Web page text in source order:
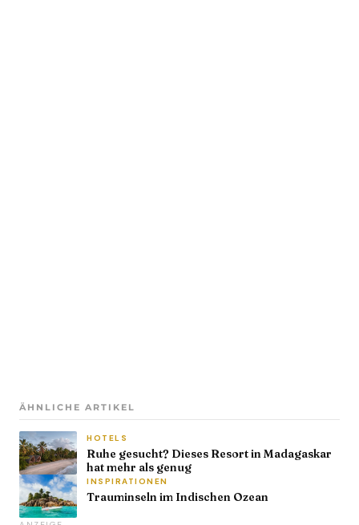
ÄHNLICHE ARTIKEL
HOTELS
Ruhe gesucht? Dieses Resort in Madagaskar
hat mehr als genug
INSPIRATIONEN
Trauminseln im Indischen Ozean